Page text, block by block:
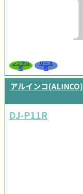
レンタル
可
リース
可
アルインコ(ALINCO)
DJ-P11R